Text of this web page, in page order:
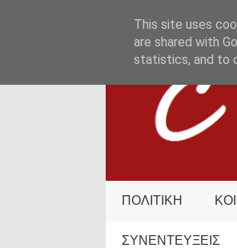
ΠΟΛΙΤΙΚΗ
ΣΥΝΕΝΤΕΥΞΕΙΣ
This site uses
are shared with
statistics, and to